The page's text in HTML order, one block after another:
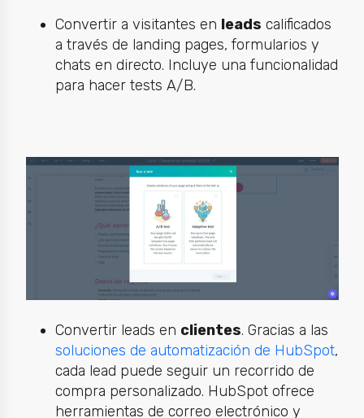
Convertir a visitantes en leads calificados
a través de landing pages, formularios y
chats en directo. Incluye una funcionalidad
para hacer tests A/B.
Convertir leads en clientes. Gracias a las
soluciones de automatización de HubSpot,
cada lead puede seguir un recorrido de
compra personalizado. HubSpot ofrece
herramientas de correo electrónico y